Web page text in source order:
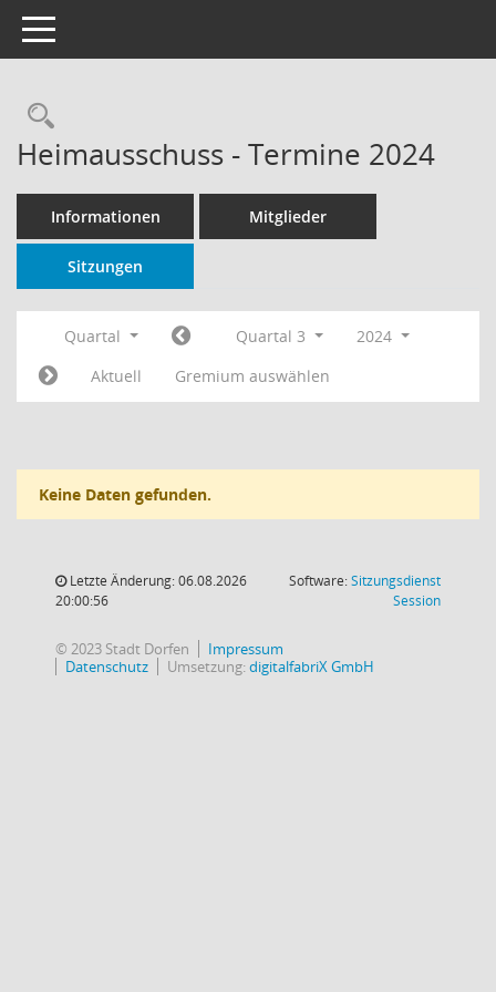
Toggle navigation
Rechercheauswahl
Heimausschuss - Termine 2024
Informationen Mitglieder
Sitzungen
Quartal Quartal 3
2024
Aktuell
Gremium auswählen
Keine Daten gefunden.
Letzte Änderung: 06.08.2026
20:00:56
Software:Sitzungsdienst
Session(Wird in
© 2023 Stadt Dorfen
Impressum
Datenschutz
Umsetzung:digitalfabriX GmbH